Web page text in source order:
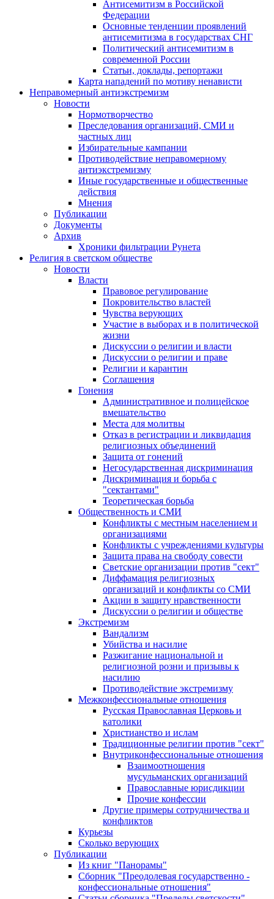
Антисемитизм в Российской
Федерации
Основные тенденции проявлений
антисемитизма в государствах СНГ
Политический антисемитизм в
современной России
Статьи, доклады, репортажи
Карта нападений по мотиву ненависти
Неправомерный антиэкстремизм
Новости
Нормотворчество
Преследования организаций, СМИ и
частных лиц
Избирательные кампании
Противодействие неправомерному
антиэкстремизму
Иные государственные и общественные
действия
Мнения
Публикации
Документы
Архив
Хроники фильтрации Рунета
Религия в светском обществе
Новости
Власти
Правовое регулирование
Покровительство властей
Чувства верующих
Участие в выборах и в политической
жизни
Дискуссии о религии и власти
Дискуссии о религии и праве
Религии и карантин
Соглашения
Гонения
Административное и полицейское
вмешательство
Места для молитвы
Отказ в регистрации и ликвидация
религиозных объединений
Защита от гонений
Негосударственная дискриминация
Дискриминация и борьба с
"сектантами"
Теоретическая борьба
Общественность и СМИ
Конфликты с местным населением и
организациями
Конфликты с учреждениями культуры
Защита права на свободу совести
Светские организации против "сект"
Диффамация религиозных
организаций и конфликты со СМИ
Акции в защиту нравственности
Дискуссии о религии и обществе
Экстремизм
Вандализм
Убийства и насилие
Разжигание национальной и
религиозной розни и призывы к
насилию
Противодействие экстремизму
Межконфессиональные отношения
Русская Православная Церковь и
католики
Христианство и ислам
Традиционные религии против "сект"
Внутриконфессиональные отношения
Взаимоотношения
мусульманских организаций
Православные юрисдикции
Прочие конфессии
Другие примеры сотрудничества и
конфликтов
Курьезы
Сколько верующих
Публикации
Из книг "Панорамы"
Сборник "Преодолевая государственно -
конфессиональные отношения"